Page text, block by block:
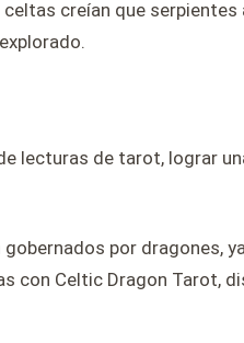
creían que
lecturas de tarot, lograr
por dragones,
con Celtic Dragon Tarot,